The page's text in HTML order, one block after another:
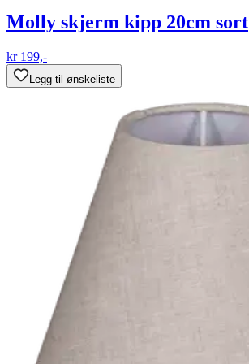
Molly skjerm kipp 20cm sort
kr 199,-
Legg til ønskeliste